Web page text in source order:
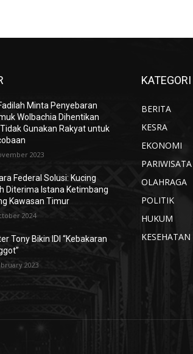
Minta Penyebaran
Wolbachia Dihentikan
Gunakan Rakyat untuk
2023
Federal Solusi: Kucing
Diterima Istana Ketimbang
Kawasan Timur
2024
Tony Bikin IDI “Kebakaran
2023
BERITA
KESRA
EKONOMI
PARIWISATA
OLAHRAGA
POLITIK
HUKUM
KESEHATAN